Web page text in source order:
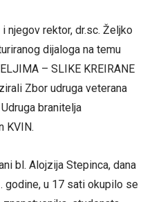
njegov rektor, dr.sc. Željko
dijaloga na temu
– SLIKE KREIRANE
Zbor udruga veterana
branitelja
KVIN.
bl. Alojzija Stepinca, dana
godine, u 17 sati okupilo se